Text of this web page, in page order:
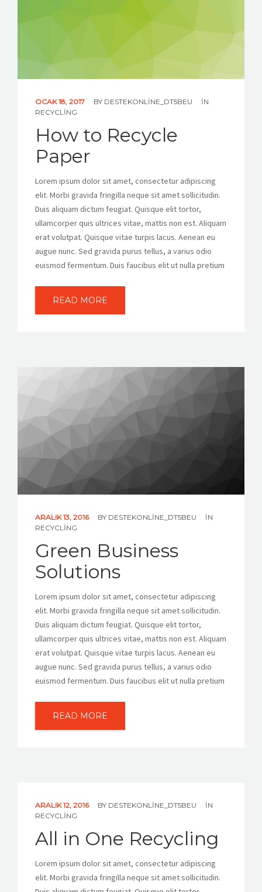
OCAK 18, 2017 BY DESTEKONLINE_DT5BEU
IN
RECYCLING
How to Recycle
Paper
Lorem ipsum dolor sit amet, consectetur adipiscing
elit. Morbi gravida fringilla neque sit amet sollicitudin.
Duis aliquam dictum feugiat. Quisque elit tortor,
ullamcorper quis ultrices vitae, mattis non est. Aliquam
erat volutpat. Quisque vitae turpis lacus. Aenean eu
augue nunc. Sed gravida purus tellus, a varius odio
euismod fermentum. Duis faucibus elit ut nulla pretium
READ MORE
ARALIK 13, 2016 BY DESTEKONLINE_DT5BEU
IN
RECYCLING
Green Business
Solutions
Lorem ipsum dolor sit amet, consectetur adipiscing
elit. Morbi gravida fringilla neque sit amet sollicitudin.
Duis aliquam dictum feugiat. Quisque elit tortor,
ullamcorper quis ultrices vitae, mattis non est. Aliquam
erat volutpat. Quisque vitae turpis lacus. Aenean eu
augue nunc. Sed gravida purus tellus, a varius odio
euismod fermentum. Duis faucibus elit ut nulla pretium
READ MORE
ARALIK 12, 2016 BY DESTEKONLINE_DT5BEU
IN
RECYCLING
All in One Recycling
Lorem ipsum dolor sit amet, consectetur adipiscing
elit. Morbi gravida fringilla neque sit amet sollicitudin.